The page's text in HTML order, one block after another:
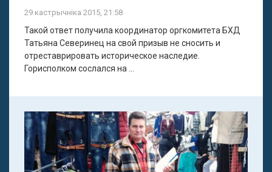
29 кастрычніка 2015, 21:58
Такой ответ получила координатор оргкомитета БХД
Татьяна Северинец на свой призыв не сносить и
отреставрировать историческое наследие.
Горисполком сослался на ...